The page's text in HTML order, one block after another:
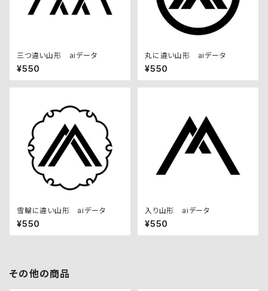
三つ違い山形 aiデータ
¥550
丸に違い山形 aiデータ
¥550
雪輪に違い山形 aiデータ
¥550
入り山形 aiデータ
¥550
その他の商品